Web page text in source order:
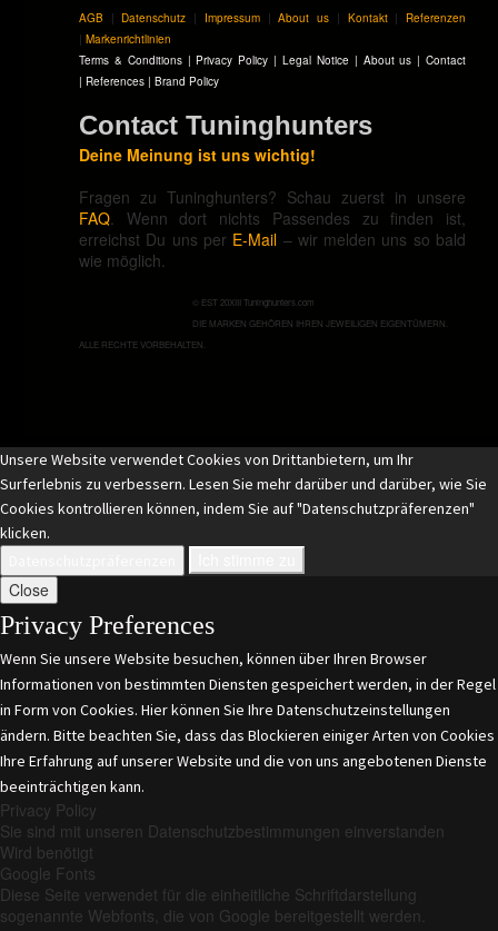
AGB |Datenschutz | Impressum|About us | Kontakt| Referenzen
| Markenrichtlinien
Terms & Conditions| Privacy Policy | Legal Notice| About us |Contact
| References | Brand Policy
Contact Tuninghunters
Deine Meinung ist uns wichtig!
Fragen zu Tuninghunters? Schau zuerst in unsere
FAQ. Wenn dort nichts Passendes zu finden ist,
erreichst Du uns per E-Mail – wir melden uns so bald
wie möglich.
© EST 20XIII Tuninghunters.com
DIE MARKEN GEHÖREN IHREN JEWEILIGEN EIGENTÜMERN.
ALLE RECHTE VORBEHALTEN.
Unsere Website verwendet Cookies von Drittanbietern, um Ihr
Surferlebnis zu verbessern. Lesen Sie mehr darüber und darüber, wie Sie
Cookies kontrollieren können, indem Sie auf "Datenschutzpräferenzen"
klicken.
Close
Privacy Preferences
Wenn Sie unsere Website besuchen, können über Ihren Browser
Informationen von bestimmten Diensten gespeichert werden, in der Regel
in Form von Cookies. Hier können Sie Ihre Datenschutzeinstellungen
ändern. Bitte beachten Sie, dass das Blockieren einiger Arten von Cookies
Ihre Erfahrung auf unserer Website und die von uns angebotenen Dienste
beeinträchtigen kann.
Privacy Policy
Sie sind mit unseren Datenschutzbestimmungen einverstanden
Wird benötigt
Google Fonts
Diese Seite verwendet für die einheitliche Schriftdarstellung
sogenannte Webfonts, die von Google bereitgestellt werden.